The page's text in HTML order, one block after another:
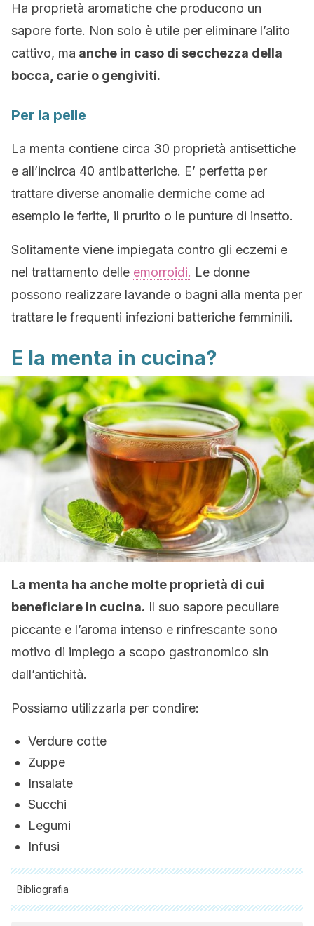
Ha proprietà aromatiche che producono un
sapore forte. Non solo è utile per eliminare l’alito
cattivo, ma anche in caso di secchezza della
bocca, carie o gengiviti.
Per la pelle
La menta contiene circa 30 proprietà antisettiche
e all’incirca 40 antibatteriche. E’ perfetta per
trattare diverse anomalie dermiche come ad
esempio le ferite, il prurito o le punture di insetto.
Solitamente viene impiegata contro gli eczemi e
nel trattamento delle emorroidi. Le donne
possono realizzare lavande o bagni alla menta per
trattare le frequenti infezioni batteriche femminili.
E la menta in cucina?
La menta ha anche molte proprietà di cui
beneficiare in cucina. Il suo sapore peculiare
piccante e l’aroma intenso e rinfrescante sono
motivo di impiego a scopo gastronomico sin
dall’antichità.
Possiamo utilizzarla per condire:
Verdure cotte
Zuppe
Insalate
Succhi
Legumi
Infusi
Bibliografia
Tutte le fonti citate sono state esaminate a fondo dal nostro